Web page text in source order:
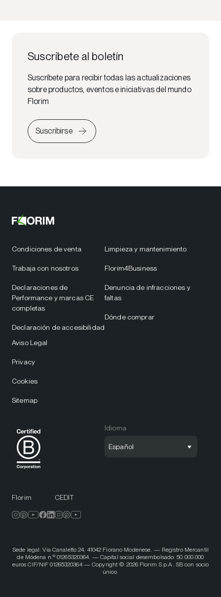
Suscríbete al boletín
Suscríbete para recibir todas las actualizaciones
sobre productos, eventos e iniciativas del mundo
Florim
Suscribirse
Condiciones de venta
Trabaja con nosotros
Declaraciones de
Performance y marcas CE
completas
Declaración de accesibilidad
Limpieza y mantenimiento
Florim4Business
Denuncia de infracciones y
faltas
Dónde comprar
Aviso Legal
Privacy
Cookies
Sitemap
Idioma
Español
Florim CEDIT
Sede legal: Via Canaletto 24, 41042 Fiorano Modenese. — Registro Mercantil
de Módena n.º 01265320364. — Capital social desembolsado: 50.000.000
euros CIF/NIF 01265320364 — Copyright © 2026 Florim S.p.A. SB con socio
único.